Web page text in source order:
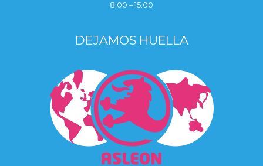
8:00 – 15:00
DEJAMOS HUELLA